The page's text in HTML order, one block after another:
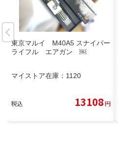
東京マルイ M40A5 スナイパー
ライフル エアガン ￼
マイストア在庫： 1120
税込 13108円